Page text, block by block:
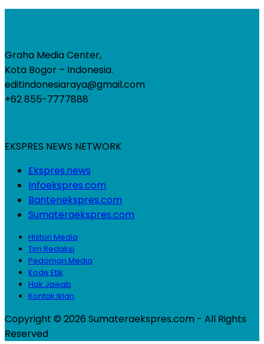
Graha Media Center,
Kota Bogor – Indonesia.
editindonesiaraya@gmail.com
+62 855-7777888
EKSPRES NEWS NETWORK
Ekspres.news
Infoekspres.com
Bantenekspres.com
Sumateraekspres.com
Histori Media
Tim Redaksi
Pedoman Media
Kode Etik
Hak Jawab
Kontak Iklan
Copyright © 2026 Sumateraekspres.com - All Rights
Reserved